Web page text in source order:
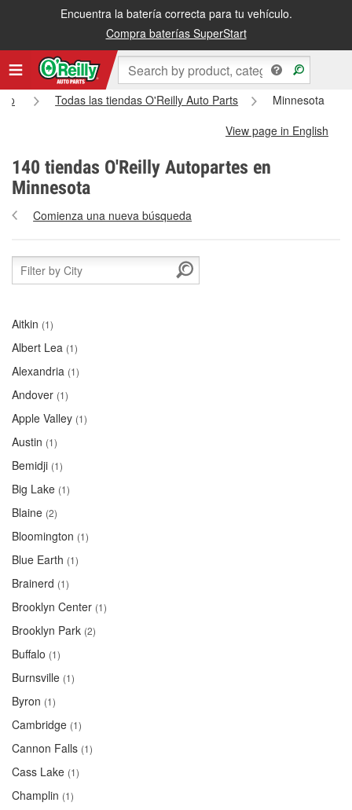
Encuentra la batería correcta para tu vehículo.
Compra baterías SuperStart
Todas las tiendas O'Reilly Auto Parts
Minnesota
View page in English
140 tiendas O'Reilly Autopartes en
Minnesota
Comienza una nueva búsqueda
Aitkin (1)
Albert Lea (1)
Alexandria (1)
Andover (1)
Apple Valley (1)
Austin (1)
Bemidji (1)
Big Lake (1)
Blaine (2)
Bloomington (1)
Blue Earth (1)
Brainerd (1)
Brooklyn Center (1)
Brooklyn Park (2)
Buffalo (1)
Burnsville (1)
Byron (1)
Cambridge (1)
Cannon Falls (1)
Cass Lake (1)
Champlin (1)